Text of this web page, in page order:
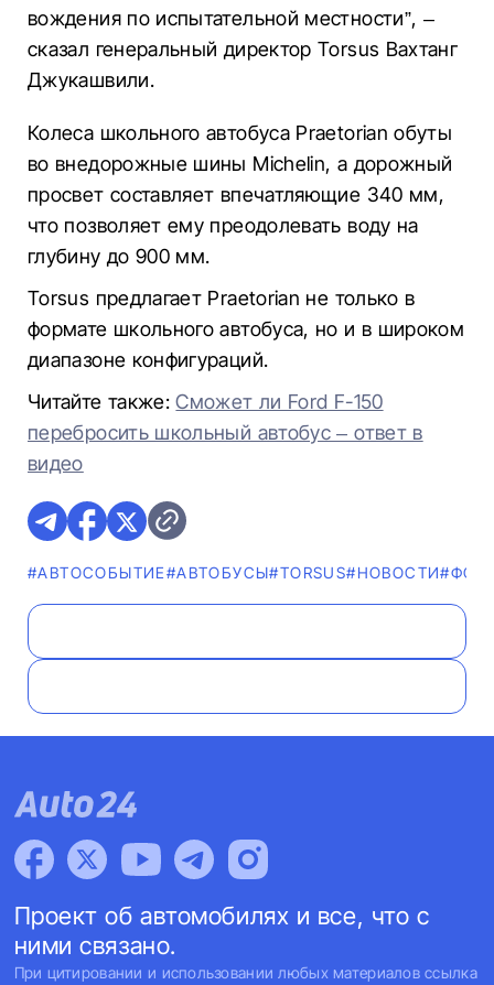
вождения по испытательной местности”, –
сказал генеральный директор Torsus Вахтанг
Джукашвили.
Колеса школьного автобуса Praetorian обуты
во внедорожные шины Michelin, а дорожный
просвет составляет впечатляющие 340 мм,
что позволяет ему преодолевать воду на
глубину до 900 мм.
Torsus предлагает Praetorian не только в
формате школьного автобуса, но и в широком
диапазоне конфигураций.
Читайте также:Сможет ли Ford F-150
перебросить школьный автобус – ответ в
видео
#АВТОСОБЫТИЕ#АВТОБУСЫ#TORSUS#НОВОСТИ
Проект об автомобилях и все, что с
ними связано.
При цитировании и использовании любых материалов ссылка